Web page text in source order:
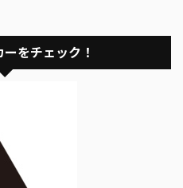
をチェック！